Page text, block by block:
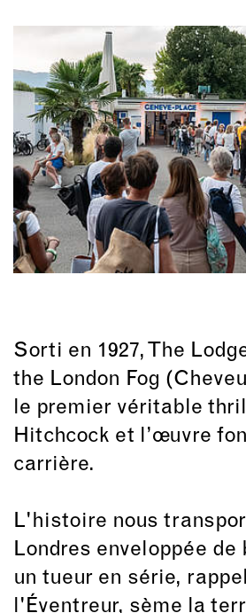
Sorti en 1927, The
the London Fog
le premier véritable
Hitchcock et l’œuvre
carrière.
L'histoire nous
Londres enveloppée de
un tueur en série,
l'Éventreur, sème la